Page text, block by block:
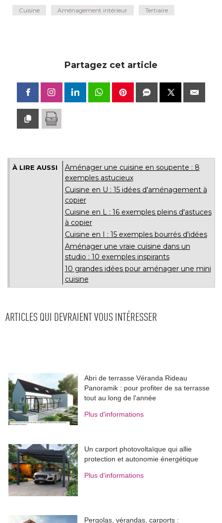
Cuisine Aménagement intérieur Tertiaire
Partagez cet article
À LIRE AUSSI
Aménager une cuisine en soupente : 8
exemples astucieux
Cuisine en U : 15 idées d'aménagement à
copier
Cuisine en L : 16 exemples pleins d'astuces
à copier
Cuisine en I : 15 exemples bourrés d'idées
Aménager une vraie cuisine dans un
studio : 10 exemples inspirants
10 grandes idées pour aménager une mini
cuisine
ARTICLES QUI DEVRAIENT VOUS INTÉRESSER
Abri de terrasse Véranda Rideau
Panoramik : pour profiter de sa terrasse
tout au long de l'année
Plus d'informations
Un carport photovoltaïque qui allie
protection et autonomie énergétique
Plus d'informations
Pergolas, vérandas, carports :